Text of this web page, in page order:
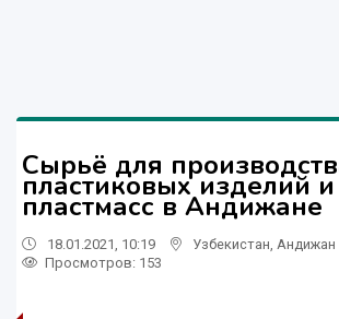
Сырьё для
пластиковых изделий и
пластмасс в Андижане
18.01.2021, 10:19 Узбекистан Андижан
Просмотров: 153